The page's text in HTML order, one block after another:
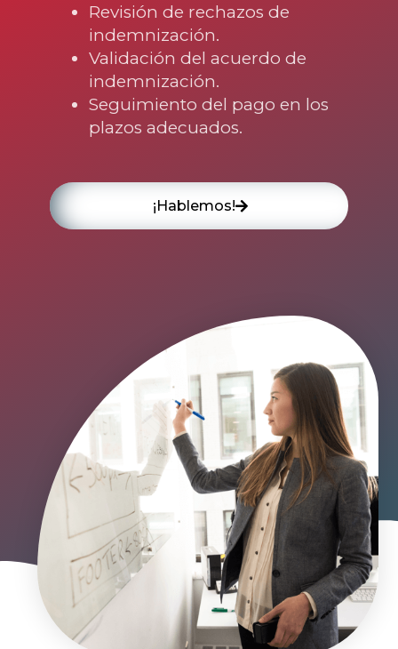
Revisión de rechazos de
indemnización.
Validación del acuerdo de
indemnización.
Seguimiento del pago en los
plazos adecuados.
¡Hablemos!